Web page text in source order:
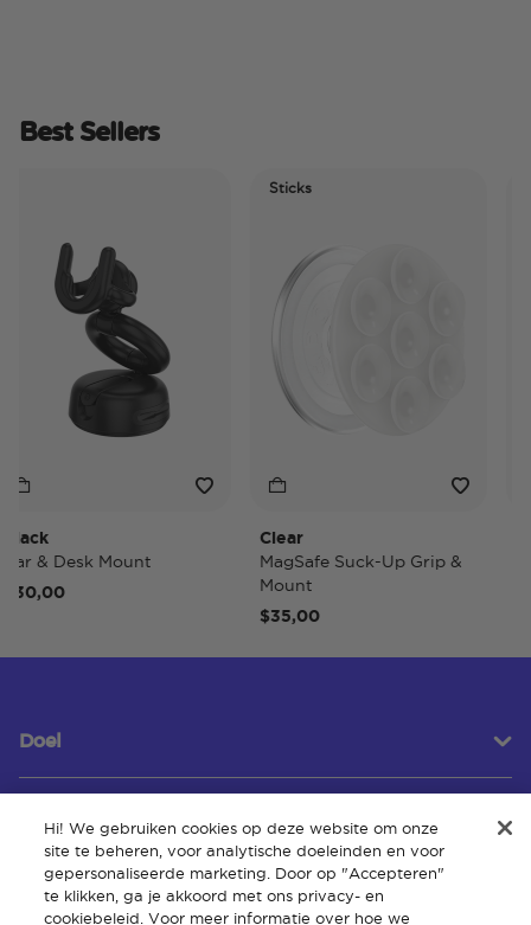
Best Sellers
& Desk Mount
Sticks
Clear
MagSafe Suck-Up Grip &
Mount
$35,00
Doel
Klantenservice
Hi! We gebruiken cookies op deze website om onze
site te beheren, voor analytische doeleinden en voor
gepersonaliseerde marketing. Door op "Accepteren"
te klikken, ga je akkoord met ons privacy- en
cookiebeleid. Voor meer informatie over hoe we